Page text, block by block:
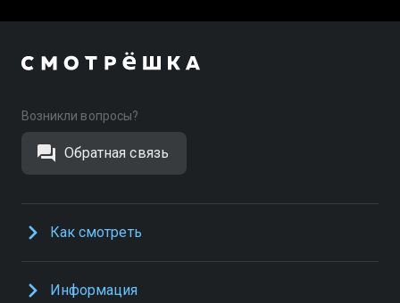
Возникли вопросы?
Обратная связь
Как смотреть
Информация